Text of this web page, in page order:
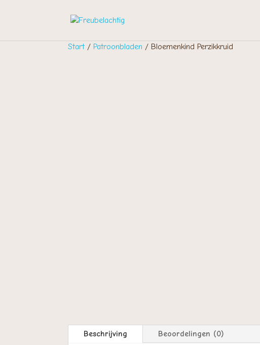
Start/ Patroonbladen / Bloemenkind Perzikkruid
Beschrijving Beoordelingen (0)